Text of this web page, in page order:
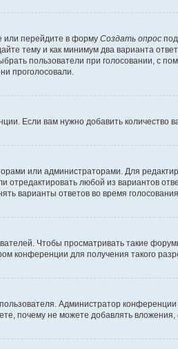
или перейдите в форму Создать опрос
тему и как минимум два варианта
пользователи при голосовании, с
проголосовали.
Если вам нужно добавить
или администраторами. Для
любой из вариантов
варианты ответов во время голосования.
Чтобы просматривать такие
конференции для получения такого
Администратор
почему не можете добавлять